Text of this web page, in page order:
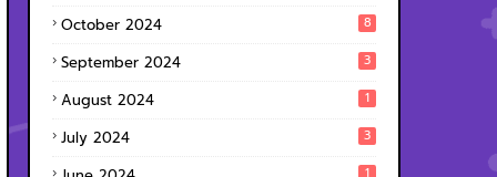
October 2024 8
September 2024 3
August 2024 1
July 2024 3
1